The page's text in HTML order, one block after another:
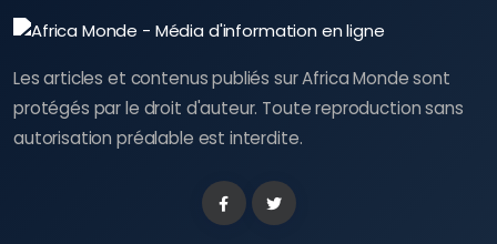
Les articles et contenus publiés sur Africa Monde sont
protégés par le droit d'auteur. Toute reproduction sans
autorisation préalable est interdite.
FacebookTwitter